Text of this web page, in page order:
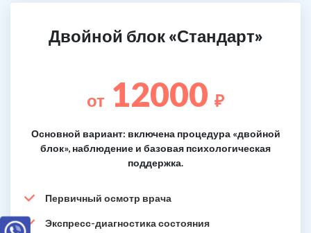
Двойной блок «Стандарт»
от 12000 ₽
Основной вариант: включена процедура «двойной
блок», наблюдение и базовая психологическая
поддержка.
Первичный осмотр врача
Экспресс-диагностика состояния